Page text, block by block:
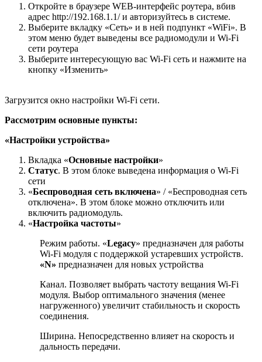
Откройте в браузере WEB-интерфейс роутера, вбив
адрес http://192.168.1.1/ и авторизуйтесь в системе.
Выберите вкладку «Сеть» и в ней подпункт «WiFi». В
этом меню будет выведены все радиомодули и Wi-Fi
сети роутера
Выберите интересующую вас Wi-Fi сеть и нажмите на
кнопку «Изменить»
Загрузится окно настройки Wi-Fi сети.
Рассмотрим основные пункты:
«Настройки устройства»
Вкладка «Основные настройки»
Статус. В этом блоке выведена информация о Wi-Fi
сети
«Беспроводная сеть включена» / «Беспроводная сеть
отключена». В этом блоке можно отключить или
включить радиомодуль.
«Настройка частоты»
Режим работы. «Legacy» предназначен для работы
Wi-Fi модуля с поддержкой устаревших устройств.
«N» предназначен для новых устройства
Канал. Позволяет выбрать частоту вещания Wi-Fi
модуля. Выбор оптимального значения (менее
нагруженного) увеличит стабильность и скорость
соединения.
Ширина. Непосредственно влияет на скорость и
дальность передачи.